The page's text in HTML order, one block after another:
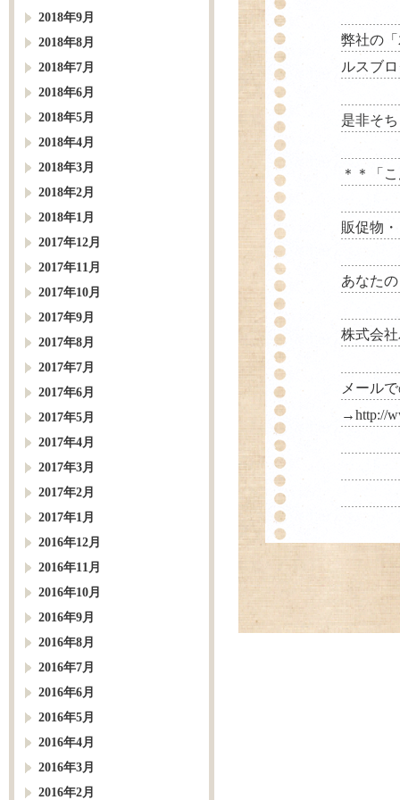
2018年9月
2018年8月
2018年7月
2018年6月
2018年5月
2018年4月
2018年3月
2018年2月
2018年1月
2017年12月
2017年11月
2017年10月
2017年9月
2017年8月
2017年7月
2017年6月
2017年5月
2017年4月
2017年3月
2017年2月
2017年1月
2016年12月
2016年11月
2016年10月
2016年9月
2016年8月
2016年7月
2016年6月
2016年5月
2016年4月
2016年3月
2016年2月
弊社の
ルスブ
是非そ
＊＊「
販促物
あなた
株式会社
メール
→http://